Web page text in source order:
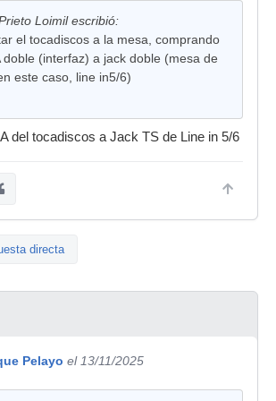
Loimil escribió:
el tocadiscos a la mesa, comprando
doble (interfaz) a jack doble (mesa de
este caso, line in5/6)
del tocadiscos a Jack TS de Line in 5/6
directa
Pelayo el 13/11/2025